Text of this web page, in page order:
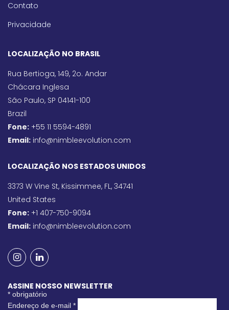
Contato
Privacidade
LOCALIZAÇÃO NO BRASIL
Rua Bertioga, 149, 2o. Andar
Chácara Inglesa
São Paulo, SP 04141-100
Brazil
Fone: +55 11 5594-4891
Email: info@nimbleevolution.com
LOCALIZAÇÃO NOS ESTADOS UNIDOS
3373 W Vine St, Kissimmee, FL, 34741
United States
Fone: +1 407-750-9094
Email: info@nimbleevolution.com
ASSINE NOSSO NEWSLETTER
* obrigatório
Endereço de e-mail *